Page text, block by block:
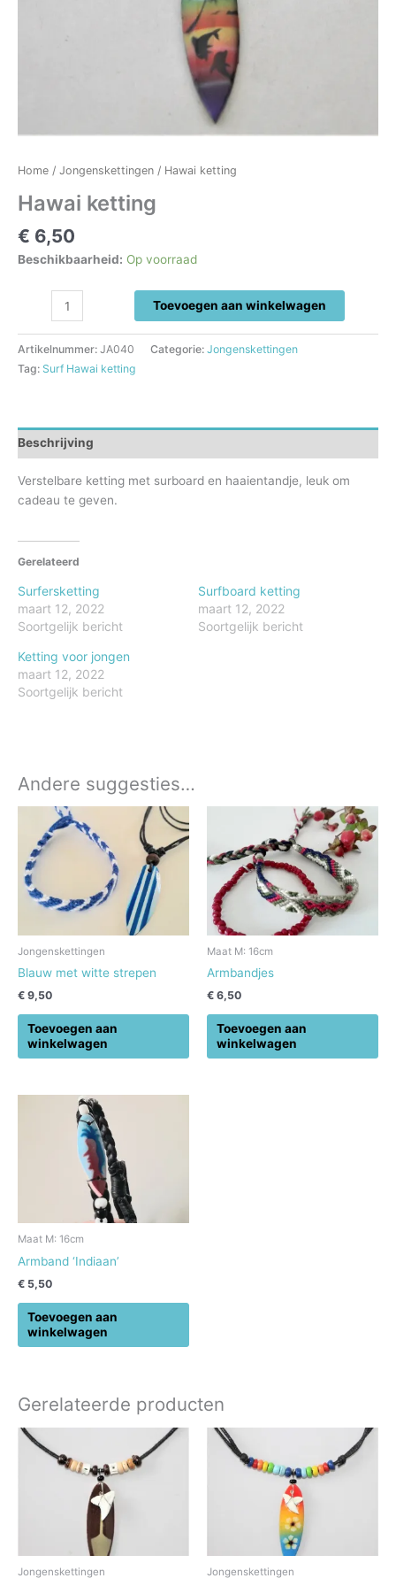
Home / Jongenskettingen / Hawai ketting
Hawai ketting
€ 6,50
Beschikbaarheid: Op voorraad
ketting
aantal
Toevoegen aan winkelwagen
Artikelnummer: JA040 Categorie: Jongenskettingen
Tag: Surf Hawai ketting
Beschrijving
Verstelbare ketting met surboard en haaientandje, leuk om
cadeau te geven.
Gerelateerd
Surfersketting
maart 12, 2022
Soortgelijk bericht
Surfboard ketting
maart 12, 2022
Soortgelijk bericht
Ketting voor jongen
maart 12, 2022
Soortgelijk bericht
Andere suggesties…
Jongenskettingen
Blauw met witte strepen
€ 9,50
Toevoegen aan
winkelwagen
Maat M: 16cm
Armbandjes
€ 6,50
Toevoegen aan
winkelwagen
Maat M: 16cm
Armband ‘Indiaan’
€ 5,50
Toevoegen aan
winkelwagen
Gerelateerde producten
Jongenskettingen Jongenskettingen